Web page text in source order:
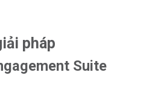
pháp
Suite